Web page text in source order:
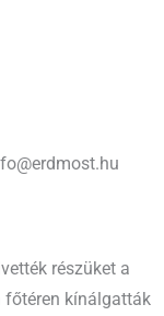
részüket a
főtéren kínálgatták